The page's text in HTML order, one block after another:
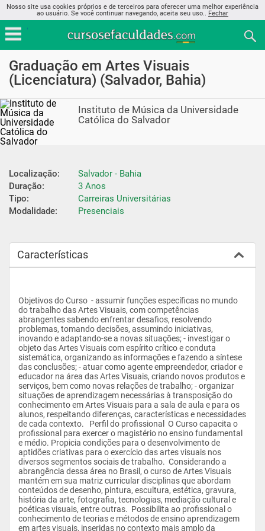
Nosso site usa cookies próprios e de terceiros para oferecer uma melhor experiência
ao usuário. Se você continuar navegando, aceita seu uso.. Fechar
Graduação em Artes Visuais
(Licenciatura) (Salvador, Bahia)
Instituto de Música da Universidade
Católica do Salvador
Localização:
Salvador - Bahia
Duração:
3 Anos
Tipo:
Carreiras Universitárias
Modalidade:
Presenciais
Características
Objetivos do Curso  - assumir funções específicas no mundo
do trabalho das Artes Visuais, com competências
abrangentes sabendo enfrentar desafios, resolvendo
problemas, tomando decisões, assumindo iniciativas,
inovando e adaptando-se a novas situações; - investigar o
objeto das Artes Visuais com espírito crítico e conduta
sistemática, organizando as informações e fazendo a síntese
das conclusões; - atuar como agente empreendedor, criador e
educador na área das Artes Visuais, criando novos produtos e
serviços, bem como novas relações de trabalho; - organizar
situações de aprendizagem necessárias à transposição do
conhecimento em Artes Visuais para a sala de aula e para os
alunos, respeitando diferenças, características e necessidades
de cada contexto.   Perfil do profissional  O Curso capacita o
profissional para exercer o magistério no ensino fundamental
e médio. Propicia condições para o desenvolvimento de
aptidões criativas para o exercício das artes visuais nos
diversos segmentos sociais de trabalho.  Considerando a
abrangência dessa área no Brasil, o curso de Artes Visuais
mantém em sua matriz curricular disciplinas que abordam
conteúdos de desenho, pintura, escultura, estética, gravura,
história da arte, fotografia, tecnologias, mediação cultural e
poéticas visuais, entre outras.  Possibilita ao profissional o
conhecimento de teorias e métodos de ensino aprendizagem
em artes visuais, inseridas no contexto mais amplo da